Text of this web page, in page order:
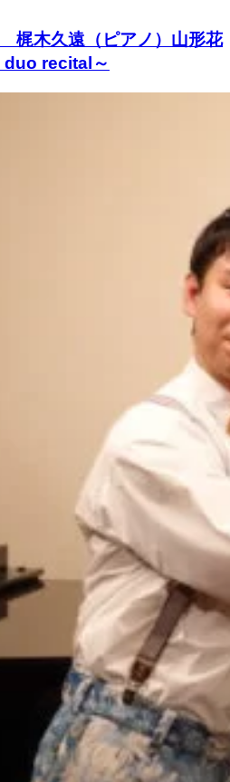
梶木久遠（ピアノ）山形花
duo recital～